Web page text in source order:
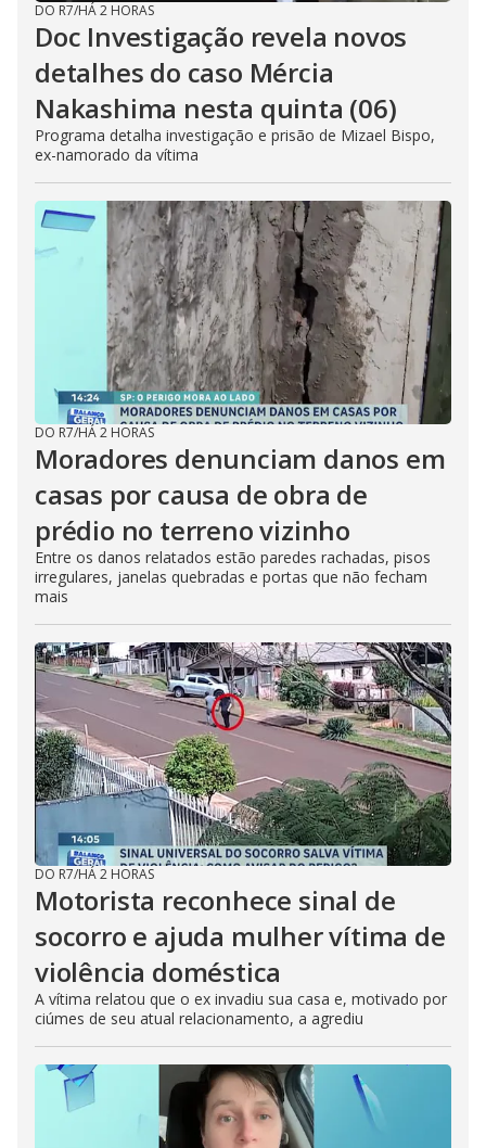
DO R7/HÁ 2 HORAS
Doc Investigação revela novos
detalhes do caso Mércia
Nakashima nesta quinta (06)
Programa detalha investigação e prisão de Mizael Bispo,
ex-namorado da vítima
DO R7/HÁ 2 HORAS
Moradores denunciam danos em
casas por causa de obra de
prédio no terreno vizinho
Entre os danos relatados estão paredes rachadas, pisos
irregulares, janelas quebradas e portas que não fecham
mais
DO R7/HÁ 2 HORAS
Motorista reconhece sinal de
socorro e ajuda mulher vítima de
violência doméstica
A vítima relatou que o ex invadiu sua casa e, motivado por
ciúmes de seu atual relacionamento, a agrediu